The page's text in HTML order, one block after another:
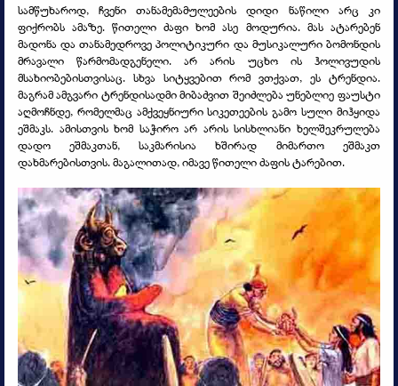
სამწუხაროდ, ჩვენი თანამემამულეების დიდი ნაწილი არც კი
ფიქრობს ამაზე. წითელი ძაფი ხომ ასე მოდურია. მას ატარებენ
მადონა და თანამედროვე პოლიტიკური და მუსიკალური ბომონდის
მრავალი წარმომადგენელი. არ არის უცხო ის ჰოლივუდის
მსახიობებისთვისაც. სხვა სიტყვებით რომ ვთქვათ, ეს ტრენდია.
მაგრამ ამგვარი ტრენდისადმი მიბაძვით შეიძლება უნებლიე ფაუსტი
აღმოჩნდე, რომელმაც ამქვეყნიური სიკეთეების გამო სული მიჰყიდა
ეშმაკს. ამისთვის ხომ საჭირო არ არის სისხლიანი ხელშეკრულება
დადო ეშმაკთან, საკმარისია ხშირად მიმართო ეშმაკთ
დახმარებისთვის. მაგალითად, იმავე წითელი ძაფის ტარებით.